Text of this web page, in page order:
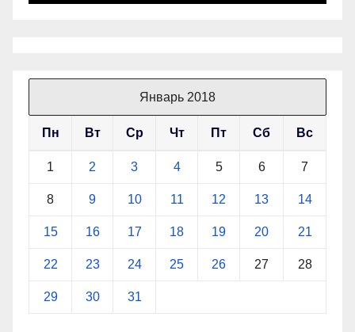
Январь 2018
Пн Вт Ср Чт Пт Сб Вс
1 2 3 4 5 6 7
8 9 10 11 12 13 14
15 16 17 18 19 20 21
22 23 24 25 26 27 28
29 30 31